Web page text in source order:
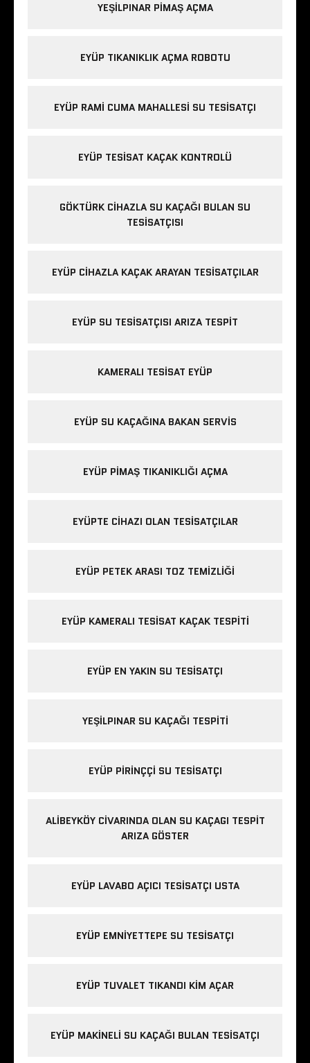
YEŞILPINAR PIMAŞ AÇMA
EYÜP TIKANIKLIK AÇMA ROBOTU
EYÜP RAMI CUMA MAHALLESI SU TESISATÇI
EYÜP TESISAT KAÇAK KONTROLÜ
GÖKTÜRK CIHAZLA SU KAÇAĞI BULAN SU
TESISATÇISI
EYÜP CIHAZLA KAÇAK ARAYAN TESISATÇILAR
EYÜP SU TESISATÇISI ARIZA TESPIT
KAMERALI TESISAT EYÜP
EYÜP SU KAÇAĞINA BAKAN SERVIS
EYÜP PIMAŞ TIKANIKLIĞI AÇMA
EYÜPTE CIHAZI OLAN TESISATÇILAR
EYÜP PETEK ARASI TOZ TEMIZLIĞI
EYÜP KAMERALI TESISAT KAÇAK TESPITI
EYÜP EN YAKIN SU TESISATÇI
YEŞILPINAR SU KAÇAĞI TESPITI
EYÜP PIRINÇÇI SU TESISATÇI
ALIBEYKÖY CIVARINDA OLAN SU KAÇAGI TESPIT
ARIZA GÖSTER
EYÜP LAVABO AÇICI TESISATÇI USTA
EYÜP EMNIYETTEPE SU TESISATÇI
EYÜP TUVALET TIKANDI KIM AÇAR
EYÜP MAKINELI SU KAÇAĞI BULAN TESISATÇI